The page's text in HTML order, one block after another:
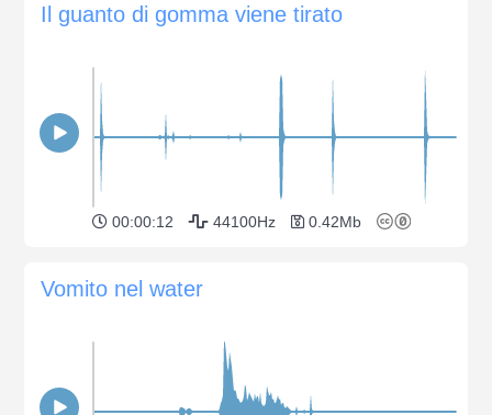
Il guanto di gomma viene tirato
00:00:12 44100Hz 0.42Mb
Vomito nel water